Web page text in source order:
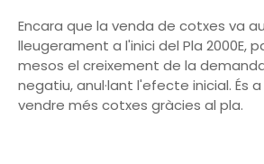
Encara que la venda de cotxes va
lleugerament a l'inici del Pla 2000E,
mesos el creixement de la
negatiu, anul·lant l'efecte inicial. És
vendre més cotxes gràcies al pla.